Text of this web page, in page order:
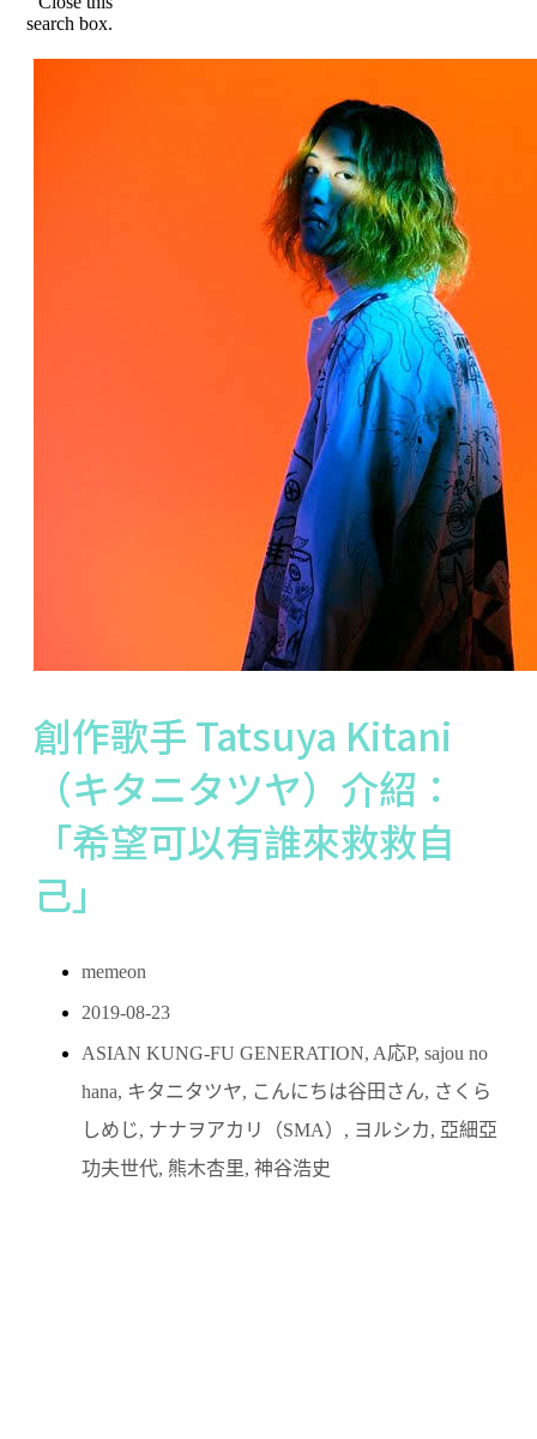
search box.
創作歌手 Tatsuya Kitani
（キタニタツヤ）介紹：
「希望可以有誰來救救自
己」
memeon
2019-08-23
ASIAN KUNG-FU GENERATION, A応P, sajou no
hana, キタニタツヤ, こんにちは谷田さん, さくら
しめじ, ナナヲアカリ（SMA） , ヨルシカ, 亞細亞
功夫世代, 熊木杏里, 神谷浩史